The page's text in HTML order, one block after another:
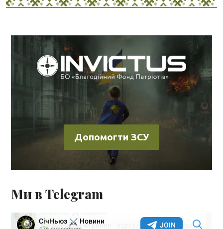
Допомогти ЗСУ
Ми в Telegram